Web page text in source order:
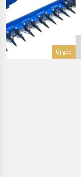
Új gép